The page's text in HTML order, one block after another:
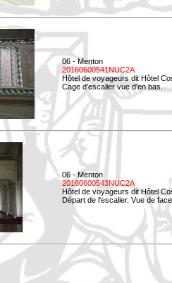
06 - Menton
20160600541NUC2A
Hôtel de voyageurs dit Hôtel
Cage d'escalier vue d'en bas.
06 - Menton
20160600543NUC2A
Hôtel de voyageurs dit Hôtel
Départ de l'escalier. Vue de